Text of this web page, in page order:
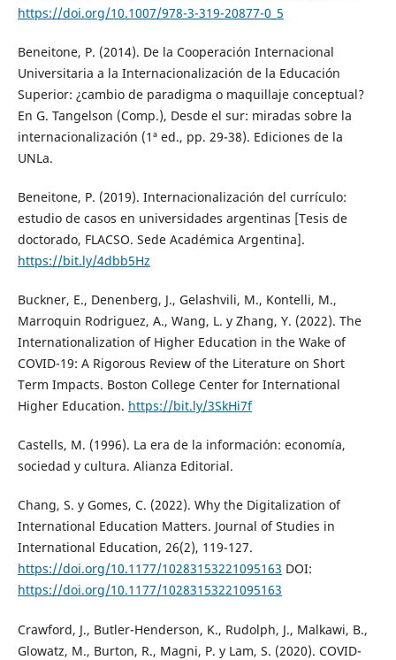
https://doi.org/10.1007/978-3-319-20877-0_5
Beneitone, P. (2014). De la Cooperación Internacional
Universitaria a la Internacionalización de la Educación
Superior: ¿cambio de paradigma o maquillaje conceptual?
En G. Tangelson (Comp.), Desde el sur: miradas sobre la
internacionalización (1ª ed., pp. 29-38). Ediciones de la
UNLa.
Beneitone, P. (2019). Internacionalización del currículo:
estudio de casos en universidades argentinas [Tesis de
doctorado, FLACSO. Sede Académica Argentina].
https://bit.ly/4dbb5Hz
Buckner, E., Denenberg, J., Gelashvili, M., Kontelli, M.,
Marroquin Rodriguez, A., Wang, L. y Zhang, Y. (2022). The
Internationalization of Higher Education in the Wake of
COVID-19: A Rigorous Review of the Literature on Short
Term Impacts. Boston College Center for International
Higher Education. https://bit.ly/3SkHi7f
Castells, M. (1996). La era de la información: economía,
sociedad y cultura. Alianza Editorial.
Chang, S. y Gomes, C. (2022). Why the Digitalization of
International Education Matters. Journal of Studies in
International Education, 26(2), 119-127.
https://doi.org/10.1177/10283153221095163 DOI:
https://doi.org/10.1177/10283153221095163
Crawford, J., Butler-Henderson, K., Rudolph, J., Malkawi, B.,
Glowatz, M., Burton, R., Magni, P. y Lam, S. (2020). COVID-